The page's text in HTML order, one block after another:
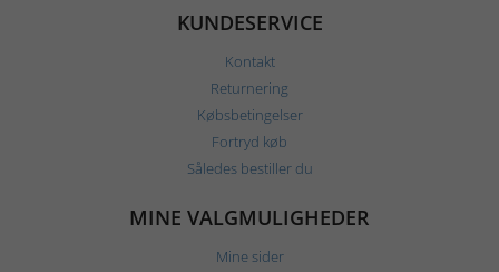
KUNDESERVICE
Kontakt
Returnering
Købsbetingelser
Fortryd køb
Således bestiller du
MINE VALGMULIGHEDER
Mine sider